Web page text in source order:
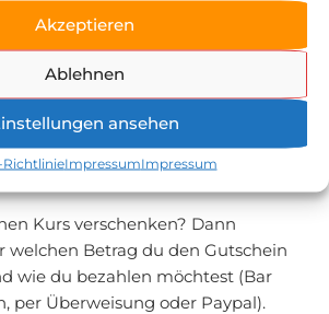
Akzeptieren
Ablehnen
ansehen
ImpressumImpressum
nächsten Kurse starten!
Wunschkurs leichter zu finden.
mal aus!
Kurs verschenken? Dann
welchen Betrag du den Gutschein
wie du bezahlen möchtest (Bar
per Überweisung oder Paypal).